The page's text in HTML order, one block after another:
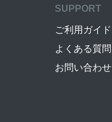
SUPPORT
ご利用ガイド
よくある質問
お問い合わせ